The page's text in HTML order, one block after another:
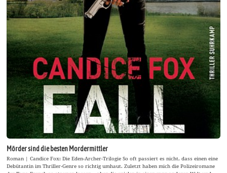
Mörder sind die besten Mordermittler
Roman | Candice Fox: Die Eden-Archer-Trilogie So oft passiert es nicht, dass einen eine
Debütantin im Thriller-Genre so richtig umhaut. Zuletzt haben mich die Polizeiromane